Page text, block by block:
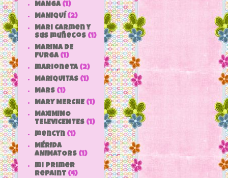
MANGA (1)
MANIQUÍ (2)
Mari Carmen y
sus muñecos (1)
MARINA DE
FURGA (1)
marioneta (2)
MARIQUITAS (1)
MARS (1)
MARY MERCHE (1)
MAXIMINO
TELEVICENTES (1)
mencyn (1)
MÉRIDA
ANIMATORS (1)
mi primer
repaint (4)